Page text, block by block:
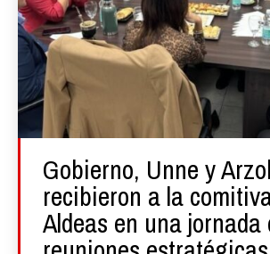
Gobierno, Unne y
recibieron a la
Aldeas en una jornada